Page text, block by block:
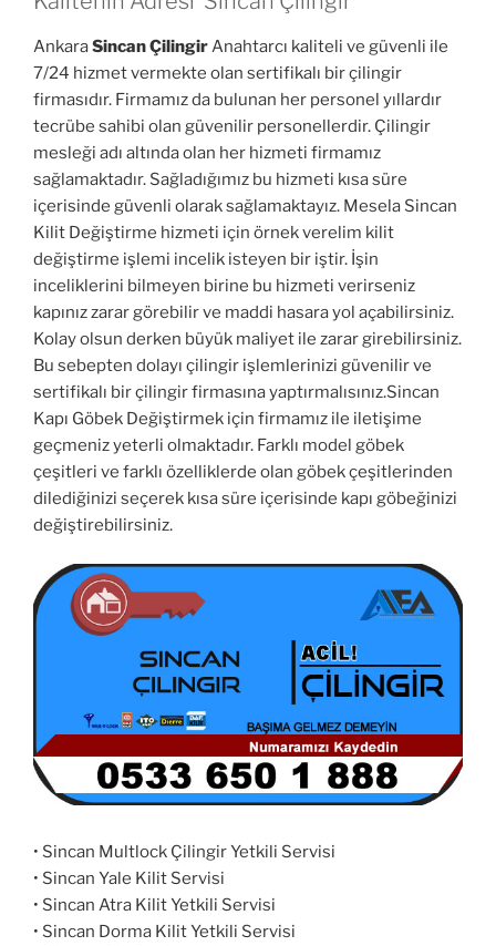
AnkaraSincan ÇilingirAnahtarcı kaliteli ve güvenli ile
7/24 hizmet vermekte olan sertifikalı bir çilingir
firmasıdır. Firmamız da bulunan her personel yıllardır
tecrübe sahibi olan güvenilir personellerdir. Çilingir
mesleği adı altında olan her hizmeti firmamız
sağlamaktadır. Sağladığımız bu hizmeti kısa süre
içerisinde güvenli olarak sağlamaktayız. Mesela Sincan
Kilit Değiştirme hizmeti için örnek verelim kilit
değiştirme işlemi incelik isteyen bir iştir. İşin
inceliklerini bilmeyen birine bu hizmeti verirseniz
kapınız zarar görebilir ve maddi hasara yol açabilirsiniz.
Kolay olsun derken büyük maliyet ile zarar girebilirsiniz.
Bu sebepten dolayı çilingir işlemlerinizi güvenilir ve
sertifikalı bir çilingir firmasına yaptırmalısınız.Sincan
Kapı Göbek Değiştirmek için firmamız ile iletişime
geçmeniz yeterli olmaktadır. Farklı model göbek
çeşitleri ve farklı özelliklerde olan göbek çeşitlerinden
dilediğinizi seçerek kısa süre içerisinde kapı göbeğinizi
değiştirebilirsiniz.
• Sincan Multlock Çilingir Yetkili Servisi
• Sincan Yale Kilit Servisi
• Sincan Atra Kilit Yetkili Servisi
• Sincan Dorma Kilit Yetkili Servisi